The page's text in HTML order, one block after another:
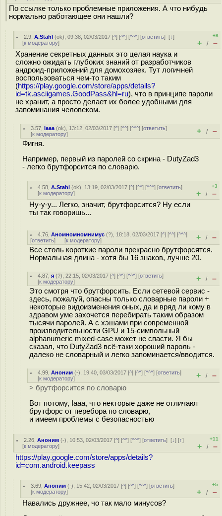
По ссылке только проблемные приложения. А что нибудь
нормально работающее они нашли?
2.9 ,A.Stahl (ok), 09:38, 02/03/2017 [^] [^^] [^^^] [ответить][↓]
[к модератору]
+8
+ / –
Хранение секретных данных это целая наука и
сложно ожидать глубоких знаний от разработчиков
андроид-приложений для домохозяек. Тут логичней
воспользоваться чем-то таким
(https://play.google.com/store/apps/details?
id=tk.asciigames.GoodPass&hl=ru), что в принципе пароли
не хранит, а просто делает их более удобными для
запоминания человеком.
3.57 ,Iaaa (ok), 13:12, 02/03/2017 [^] [^^] [^^^] [ответить]
[к модератору] + / –
Фигня.
Например, первый из паролей со скрина - DutyZad3
- легко брутфорсится по словарю.
4.58 ,A.Stahl (ok), 13:19, 02/03/2017 [^] [^^] [^^^] [ответить]
[к модератору]
+3
+ / –
Ну-у-у... Легко, значит, брутфорсится? Ну если
ты так говоришь...
4.76 ,Аномномномнимус (?), 18:18, 02/03/2017 [^] [^^] [^^^]
[ответить] [к модератору] + / –
Все столь короткие пароли прекрасно брутфорсятся.
Нормальная длина - хотя бы 16 знаков, лучше 20.
4.87 ,я (?), 22:15, 02/03/2017 [^] [^^] [^^^] [ответить]
[к модератору] + / –
Это смотря что брутфорсить. Если сетевой сервис -
здесь, пожалуй, опасны только словарные пароли +
некоторые видоизменения оных, да и вряд ли кому в
здравом уме захочется перебирать таким образом
тысячи паролей. А с хэшами при современной
производительности GPU и 15-символьный
alphanumeric mixed-case может не спасти. Я бы
сказал, что DutyZad3 всё-таки хороший пароль -
далеко не словарный и легко запоминается/вводится.
4.99 ,Аноним (-), 19:40, 03/03/2017 [^] [^^] [^^^] [ответить]
[к модератору] + / –
> брутфорсится по словарю
Вот потому, Iaaa, что некторые даже не отличают
брутфорс от перебора по словарю,
и имеем проблемы с безопасностью
2.26 ,Аноним (-), 10:53, 02/03/2017 [^] [^^] [^^^] [ответить][↓] [↑]
[к модератору]
+11
+ / –
https://play.google.com/store/apps/details?
id=com.android.keepass
3.69 ,Аноним (-), 15:42, 02/03/2017 [^] [^^] [^^^] [ответить]
[к модератору]
+5
+ / –
Навались дружнее, чо так мало минусов?